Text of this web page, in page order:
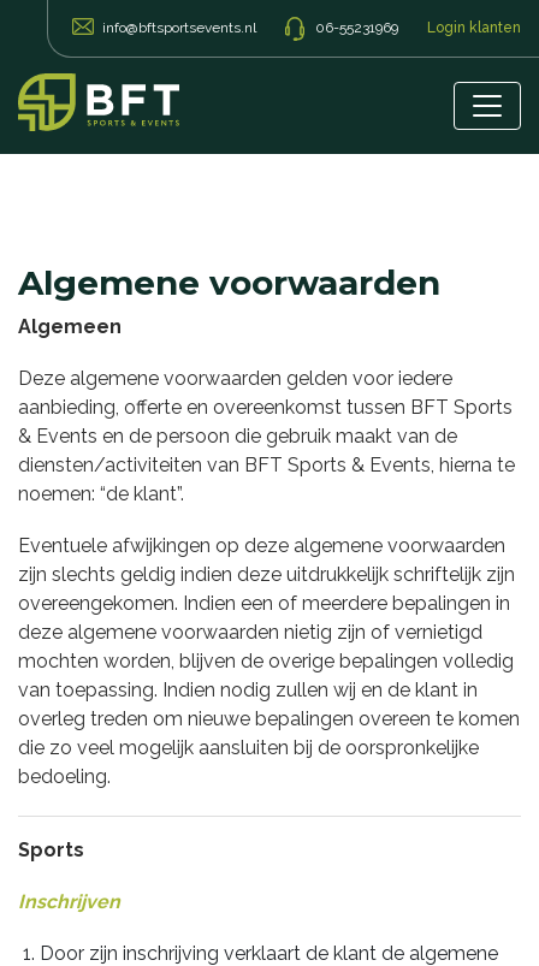
info@bftsportsevents.nl 06-55231969 Login klanten
Algemene voorwaarden
Algemeen
Deze algemene voorwaarden gelden voor iedere
aanbieding, offerte en overeenkomst tussen BFT Sports
& Events en de persoon die gebruik maakt van de
diensten/activiteiten van BFT Sports & Events, hierna te
noemen: “de klant”.
Eventuele afwijkingen op deze algemene voorwaarden
zijn slechts geldig indien deze uitdrukkelijk schriftelijk zijn
overeengekomen. Indien een of meerdere bepalingen in
deze algemene voorwaarden nietig zijn of vernietigd
mochten worden, blijven de overige bepalingen volledig
van toepassing. Indien nodig zullen wij en de klant in
overleg treden om nieuwe bepalingen overeen te komen
die zo veel mogelijk aansluiten bij de oorspronkelijke
bedoeling.
Sports
Inschrijven
Door zijn inschrijving verklaart de klant de algemene